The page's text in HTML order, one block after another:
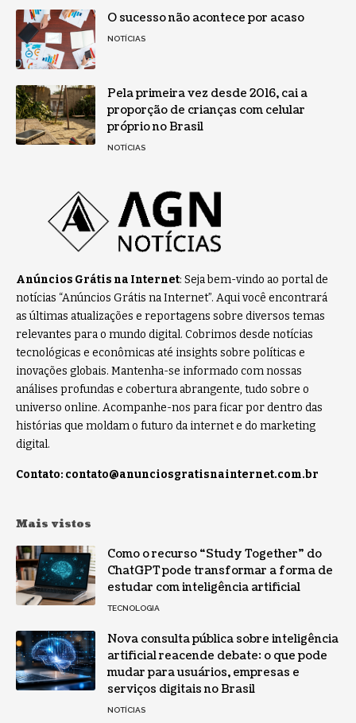
O sucesso não acontece por acaso
NOTÍCIAS
Pela primeira vez desde 2016, cai a
proporção de crianças com celular
próprio no Brasil
NOTÍCIAS
Anúncios Grátis na Internet: Seja bem-vindo ao portal de
notícias “Anúncios Grátis na Internet”. Aqui você encontrará
as últimas atualizações e reportagens sobre diversos temas
relevantes para o mundo digital. Cobrimos desde notícias
tecnológicas e econômicas até insights sobre políticas e
inovações globais. Mantenha-se informado com nossas
análises profundas e cobertura abrangente, tudo sobre o
universo online. Acompanhe-nos para ficar por dentro das
histórias que moldam o futuro da internet e do marketing
digital.
Contato: contato@anunciosgratisnainternet.com.br
Mais vistos
Como o recurso “Study Together” do
ChatGPT pode transformar a forma de
estudar com inteligência artificial
TECNOLOGIA
Nova consulta pública sobre inteligência
artificial reacende debate: o que pode
mudar para usuários, empresas e
serviços digitais no Brasil
NOTÍCIAS